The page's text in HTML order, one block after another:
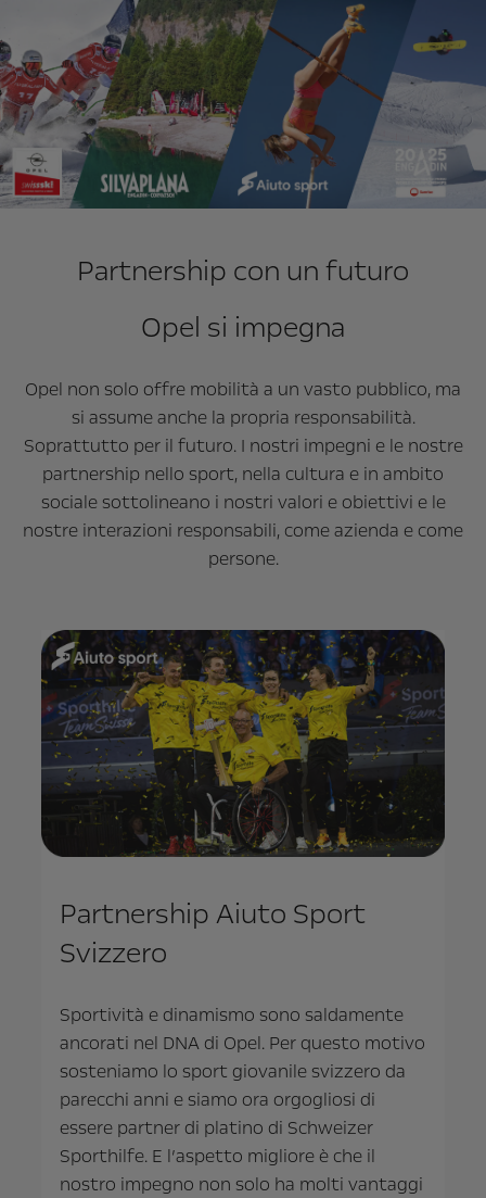
Partnership con un futuro
Opel si impegna
Opel non solo offre mobilità a un vasto pubblico, ma
si assume anche la propria responsabilità.
Soprattutto per il futuro. I nostri impegni e le nostre
partnership nello sport, nella cultura e in ambito
sociale sottolineano i nostri valori e obiettivi e le
nostre interazioni responsabili, come azienda e come
persone.
Partnership Aiuto Sport
Svizzero
Sportività e dinamismo sono saldamente
ancorati nel DNA di Opel. Per questo motivo
sosteniamo lo sport giovanile svizzero da
parecchi anni e siamo ora orgogliosi di
essere partner di platino di Schweizer
Sporthilfe. E l’aspetto migliore è che il
nostro impegno non solo ha molti vantaggi